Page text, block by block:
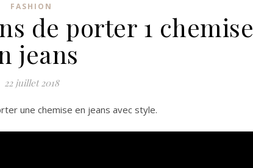
FASHION
de porter 1 chemise
jeans
22 juillet 2018
une chemise en jeans avec style.